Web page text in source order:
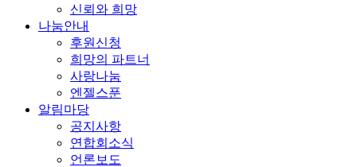
신뢰와 희망
나눔안내
후원신청
희망의 파트너
사랑나눔
엔젤스푼
알림마당
공지사항
연합회소식
언론보도